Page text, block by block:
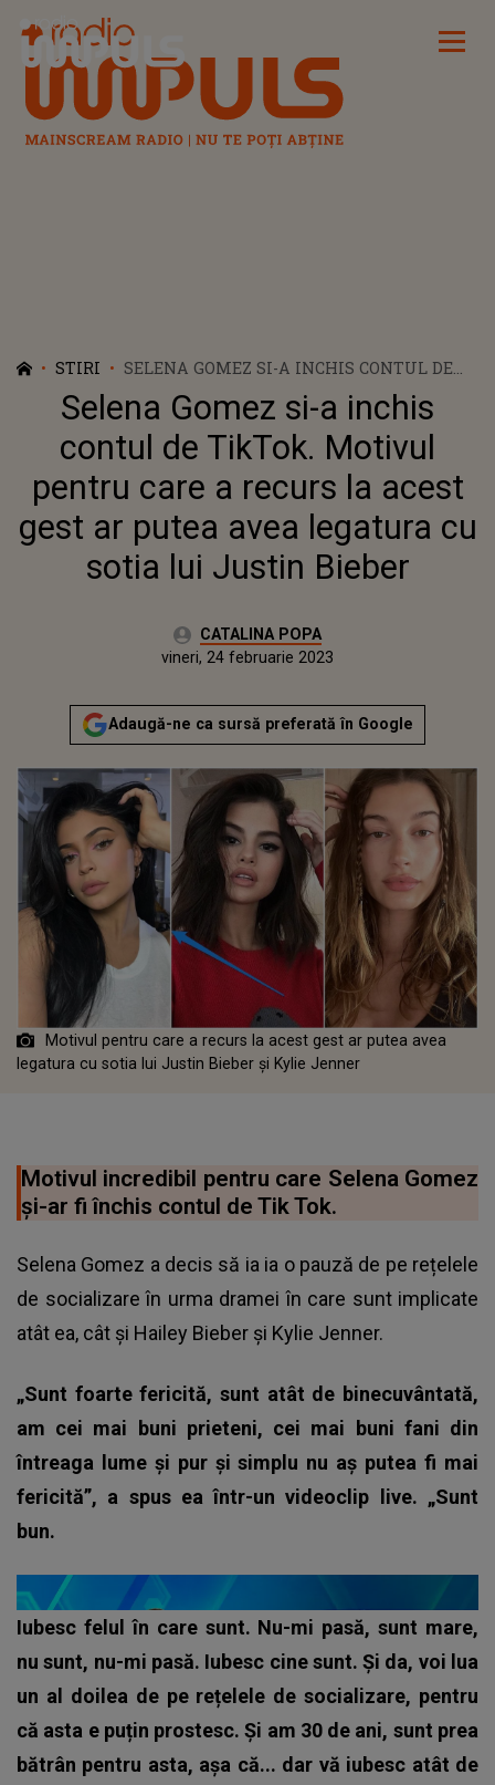
Radio Impuls
STIRI
SELENA GOMEZ SI-A INCHIS CONTUL DE
TIKTOK. MOTIVUL PENTRU CARE A
RECURS LA ACEST GEST AR PUTEA AVEA
LEGATURA CU SOTIA LUI JUSTIN BIEBER
Selena Gomez si-a inchis
contul de TikTok. Motivul
pentru care a recurs la acest
gest ar putea avea legatura cu
sotia lui Justin Bieber
Autor:CATALINA POPA
Publicat:
vineri, 24 februarie 2023
Adaugă-ne ca sursă preferată în Google
Motivul pentru care a recurs la acest gest ar putea avea
legatura cu sotia lui Justin Bieber și Kylie Jenner
Motivul incredibil pentru care Selena Gomez
și-ar fi închis contul de Tik Tok.
Selena Gomez a decis să ia ia o pauză de pe rețelele
de socializare în urma dramei în care sunt implicate
atât ea, cât și Hailey Bieber și Kylie Jenner.
„Sunt foarte fericită, sunt atât de binecuvântată,
am cei mai buni prieteni, cei mai buni fani din
întreaga lume și pur și simplu nu aș putea fi mai
fericită”, a spus ea într-un videoclip live. „Sunt
bun.
Iubesc felul în care sunt. Nu-mi pasă, sunt mare,
nu sunt, nu-mi pasă. Iubesc cine sunt. Și da, voi lua
un al doilea de pe rețelele de socializare, pentru
că asta e puțin prostesc. Și am 30 de ani, sunt prea
bătrân pentru asta, așa că... dar vă iubesc atât de